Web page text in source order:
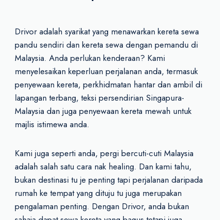
Drivor adalah syarikat yang menawarkan kereta sewa
pandu sendiri dan kereta sewa dengan pemandu di
Malaysia. Anda perlukan kenderaan? Kami
menyelesaikan keperluan perjalanan anda, termasuk
penyewaan kereta, perkhidmatan hantar dan ambil di
lapangan terbang, teksi persendirian Singapura-
Malaysia dan juga penyewaan kereta mewah untuk
majlis istimewa anda.
Kami juga seperti anda, pergi bercuti-cuti Malaysia
adalah salah satu cara nak healing. Dan kami tahu,
bukan destinasi tu je penting tapi perjalanan daripada
rumah ke tempat yang dituju tu juga merupakan
pengalaman penting. Dengan Drivor, anda bukan